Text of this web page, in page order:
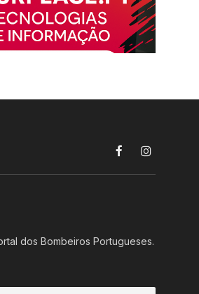
FacebookInstagram
dos Bombeiros Portugueses.